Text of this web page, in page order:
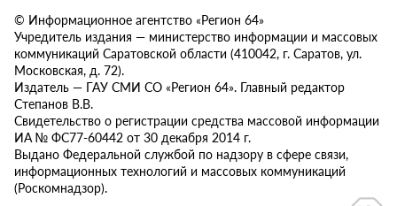
© Информационное агентство «Регион 64»
Учредитель издания — министерство информации и массовых
коммуникаций Саратовской области (410042, г. Саратов, ул.
Московская, д. 72).
Издатель — ГАУ СМИ СО «Регион 64». Главный редактор
Степанов В.В.
Свидетельство о регистрации средства массовой информации
ИА № ФС77-60442 от 30 декабря 2014 г.
Выдано Федеральной службой по надзору в сфере связи,
информационных технологий и массовых коммуникаций
(Роскомнадзор).